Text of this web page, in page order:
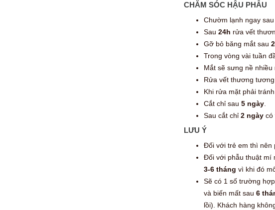
CHĂM SÓC HẬU PHẪU
Chườm lạnh ngay
Sau 24h rửa vết
Gỡ bỏ băng mắt sau
Trong vòng vài tuần
Mắt sẽ sưng nề nhiều
Rửa vết thương
Khi rửa mặt phải
Cắt chỉ sau 5 ngày.
Sau cắt chỉ 2 ngàycó
LƯU Ý
Đối với trẻ em thì nên
Đối với phẫu thuật mí
3-6 tháng vì khi đó
Sẽ có 1 số trường
và biến mất sau 6
lồi). Khách hàng